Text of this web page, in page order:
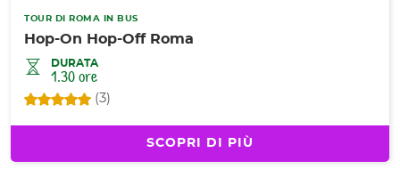
TOUR DI ROMA IN BUS
Hop-On Hop-Off Roma
DURATA
1.30 ore
(3)
SCOPRI DI PIÙ